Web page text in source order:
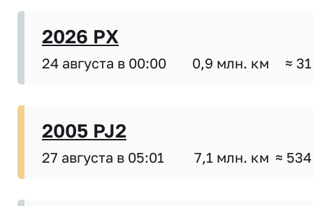
2026 PX
24 августа в 00:00 0,9 млн. км ≈
2005 PJ2
27 августа в 05:01 7,1 млн. км ≈